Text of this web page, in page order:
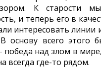
К старости
и теперь его в
интересовать линии
основу всего этого
победа над злом в
всегда где-то рядом.